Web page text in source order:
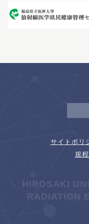
サイトポリ
規
HIROSAKI
RADIATION